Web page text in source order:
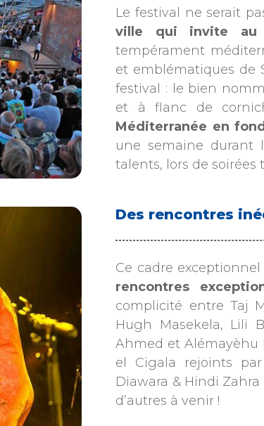
Le festival ne serait
ville qui invite au
tempérament
et emblématiques de
festival : le bien
et à flanc de
Méditerranée en
une semaine durant
talents, lors de soirées
Des rencontres
Ce cadre
rencontres
complicité entre Taj
Hugh Masekela, Lili
Ahmed et Alémayèhu
el Cigala rejoints
Diawara & Hindi
d’autres à venir !